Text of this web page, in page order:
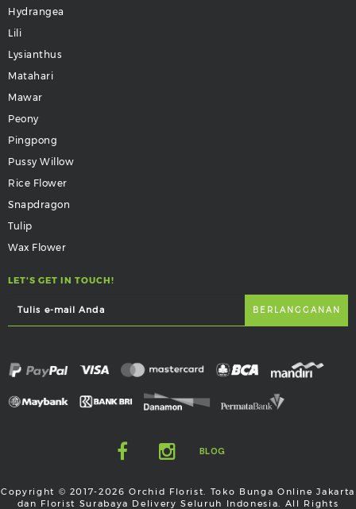
Hydrangea
Lili
Lysianthus
Matahari
Mawar
Peony
Pingpong
Pussy Willow
Rice Flower
Snapdragon
Tulip
Wax Flower
LET'S GET IN TOUCH!
BLOG
Copyright © 2017-2026 Orchid Florist. Toko Bunga Online Jakarta
dan Florist Surabaya Delivery Seluruh Indonesia. All Rights